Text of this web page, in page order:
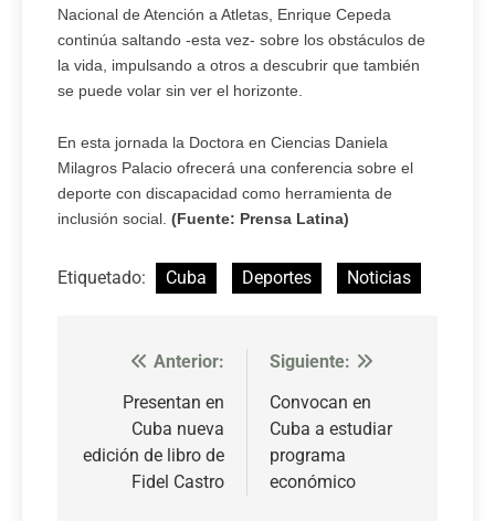
Nacional de Atención a Atletas, Enrique Cepeda
continúa saltando -esta vez- sobre los obstáculos de
la vida, impulsando a otros a descubrir que también
se puede volar sin ver el horizonte.
En esta jornada la Doctora en Ciencias Daniela
Milagros Palacio ofrecerá una conferencia sobre el
deporte con discapacidad como herramienta de
inclusión social. (Fuente: Prensa Latina)
Etiquetado: Cuba Deportes Noticias
Navegación
entradas
Anterior:
Presentan en
Cuba nueva
edición de libro de
Fidel Castro
Siguiente:
Convocan en
Cuba a estudiar
programa
económico